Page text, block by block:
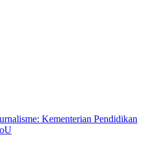
Kementerian Pendidikan